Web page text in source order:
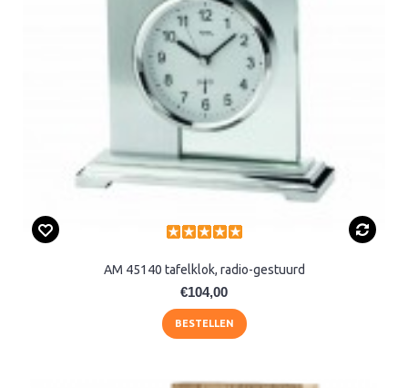
AM 45140 tafelklok, radio-gestuurd
€104,00
BESTELLEN